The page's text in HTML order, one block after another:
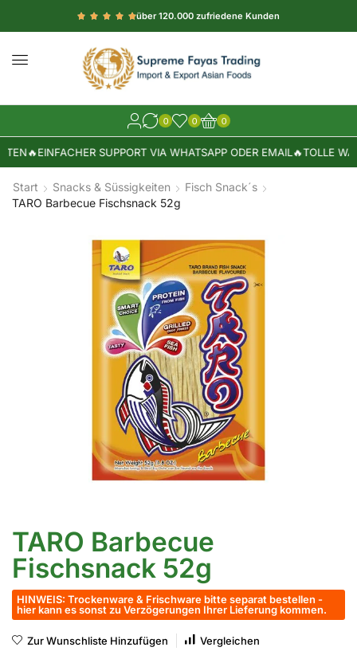
über 120.000 zufriedene Kunden
0 0 0
🔥EINFACHER SUPPORT VIA WHATSAPP ODER EMAIL🔥TOLLE
Start Snacks & Süssigkeiten
Fisch Snack´s
TARO Barbecue Fischsnack 52g
TARO Barbecue
Fischsnack 52g
HINWEIS: Trockenware & Frischware bitte separat bestellen -
hier kann es sonst zu Verzögerungen Ihrer Lieferung kommen.
Zur Wunschliste Hinzufügen
Vergleichen